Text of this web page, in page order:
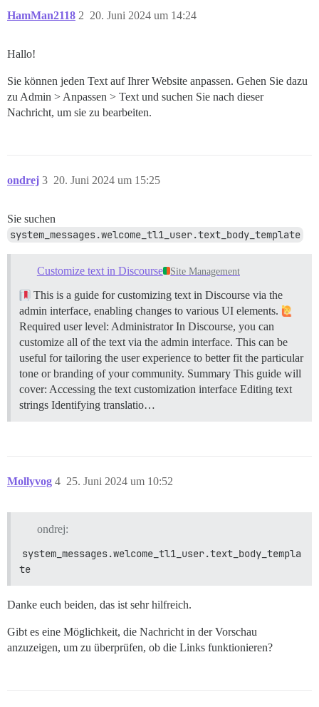
HamMan2118 20. Juni 2024 um 14:24
2
Hallo!
Sie können jeden Text auf Ihrer Website anpassen. Gehen Sie dazu
zu Admin > Anpassen > Text und suchen Sie nach dieser
Nachricht, um sie zu bearbeiten.
ondrej 20. Juni 2024 um 15:25
3
Sie suchen
system_messages.welcome_tl1_user.text_body_template
Customize text in Discourse Site Management
This is a guide for customizing text in Discourse via the
admin interface, enabling changes to various UI elements.
Required user level: Administrator In Discourse, you can
customize all of the text via the admin interface. This can be
useful for tailoring the user experience to better fit the particular
tone or branding of your community. Summary This guide will
cover: Accessing the text customization interface Editing text
strings Identifying translatio…
Mollyvog 25. Juni 2024 um 10:52
4
ondrej:
system_messages.welcome_tl1_user.text_body_templa
te
Danke euch beiden, das ist sehr hilfreich.
Gibt es eine Möglichkeit, die Nachricht in der Vorschau
anzuzeigen, um zu überprüfen, ob die Links funktionieren?